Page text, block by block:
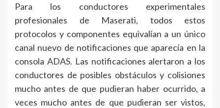
Para los conductores experimentales
profesionales de Maserati, todos estos
protocolos y componentes equivalían a un único
canal nuevo de notificaciones que aparecía en la
consola ADAS. Las notificaciones alertaron a los
conductores de posibles obstáculos y colisiones
mucho antes de que pudieran haber ocurrido, a
veces mucho antes de que pudieran ser vistos,